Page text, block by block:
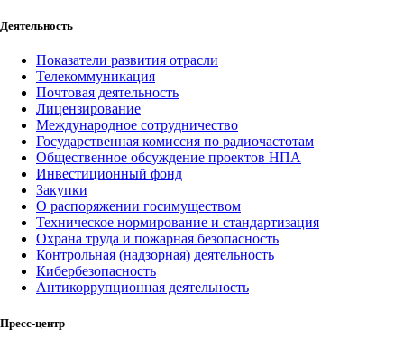
Деятельность
Показатели развития отрасли
Телекоммуникация
Почтовая деятельность
Лицензирование
Международное сотрудничество
Государственная комиссия по радиочастотам
Общественное обсуждение проектов НПА
Инвестиционный фонд
Закупки
О распоряжении госимуществом
Техническое нормирование и стандартизация
Охрана труда и пожарная безопасность
Контрольная (надзорная) деятельность
Кибербезопасность
Антикоррупционная деятельность
Пресс-центр